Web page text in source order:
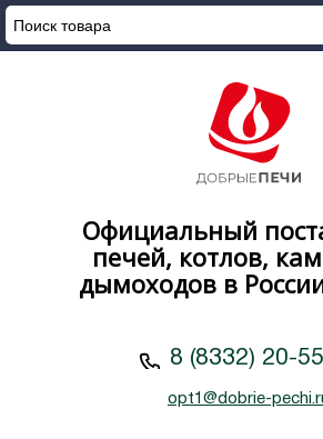
Официальный
печей, котлов,
дымоходов в
8 (8332) 20-
opt1@dobrie-